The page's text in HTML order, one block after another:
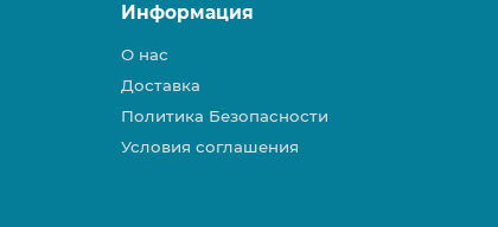
Информация
О нас
Доставка
Политика Безопасности
Условия соглашения